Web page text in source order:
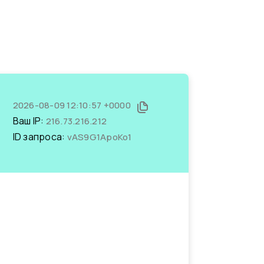
2026-08-09 12:10:57 +0000
Ваш IP: 216.73.216.212
ID запроса: vAS9G1ApoKo1